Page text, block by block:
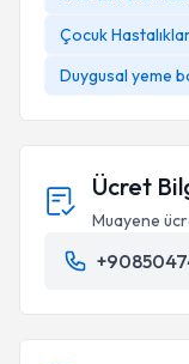
Çocuk
Duygusal yeme
Ücret
Muayene